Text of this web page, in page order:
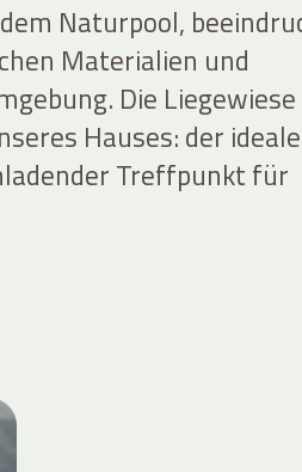
Naturpool,
Materialien und
Die Liegewiese
Hauses: der ideale
Treffpunkt für